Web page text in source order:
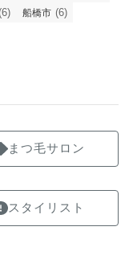
船橋市 (6)
まつ毛サロン
スタイリスト